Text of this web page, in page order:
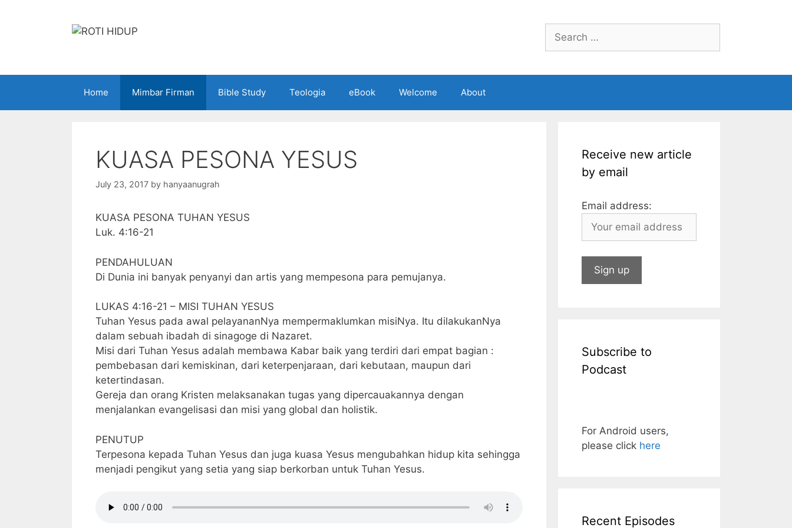
Search
for:
Home Mimbar Firman Bible Study Teologia eBook Welcome About
KUASA PESONA YESUS
July 23, 2017 by hanyaanugrah
KUASA PESONA TUHAN YESUS
Luk. 4:16-21
PENDAHULUAN
Di Dunia ini banyak penyanyi dan artis yang mempesona para pemujanya.
LUKAS 4:16-21 – MISI TUHAN YESUS
Tuhan Yesus pada awal pelayananNya mempermaklumkan misiNya. Itu dilakukanNya
dalam sebuah ibadah di sinagoge di Nazaret.
Misi dari Tuhan Yesus adalah membawa Kabar baik yang terdiri dari empat bagian :
pembebasan dari kemiskinan, dari keterpenjaraan, dari kebutaan, maupun dari
ketertindasan.
Gereja dan orang Kristen melaksanakan tugas yang dipercauakannya dengan
menjalankan evangelisasi dan misi yang global dan holistik.
PENUTUP
Terpesona kepada Tuhan Yesus dan juga kuasa Yesus mengubahkan hidup kita sehingga
menjadi pengikut yang setia yang siap berkorban untuk Tuhan Yesus.
Receive new article
by email
Email address:
Subscribe to
Podcast
For Android users,
please click here
Recent Episodes